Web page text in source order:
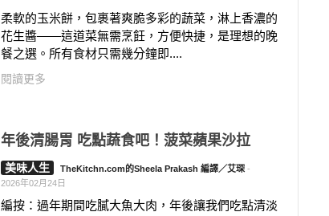
柔軟的玉米餅，包裹著爽脆多彩的蔬菜，淋上香濃的
花生醬——這道菜無需烹飪，方便快捷，是理想的晚
餐之選。所有食材只需幾分鐘即....
閱讀更多
年後清腸胃 吃點蔬食吧！菠菜蘋果沙拉
美味人生 TheKitchn.com的Sheela Prakash 編譯／艾琛 -
2026年02月24日
編按：過年期間吃膩大魚大肉，年後讓我們吃點清淡